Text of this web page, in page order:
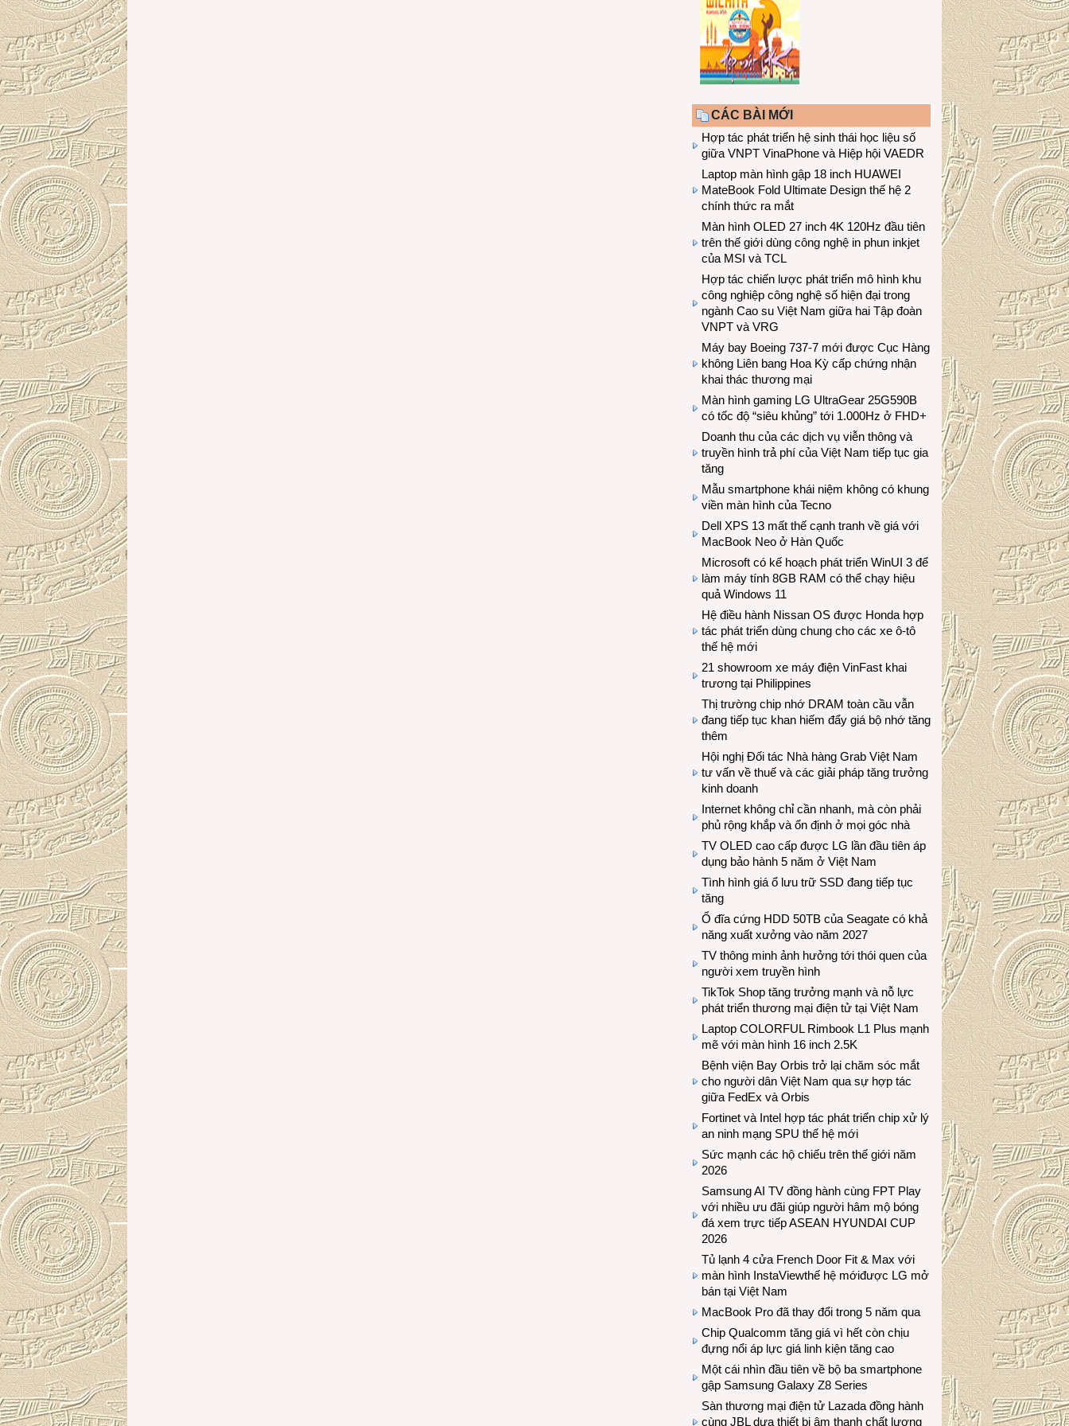
CÁC BÀI MỚI
Hợp tác phát triển hệ sinh thái học liệu số
giữa VNPT VinaPhone và Hiệp hội VAEDR
Laptop màn hình gập 18 inch HUAWEI
MateBook Fold Ultimate Design thế hệ 2
chính thức ra mắt
Màn hình OLED 27 inch 4K 120Hz đầu tiên
trên thế giới dùng công nghệ in phun inkjet
của MSI và TCL
Hợp tác chiến lược phát triển mô hình khu
công nghiệp công nghệ số hiện đại trong
ngành Cao su Việt Nam giữa hai Tập đoàn
VNPT và VRG
Máy bay Boeing 737-7 mới được Cục Hàng
không Liên bang Hoa Kỳ cấp chứng nhận
khai thác thương mại
Màn hình gaming LG UltraGear 25G590B
có tốc độ “siêu khủng” tới 1.000Hz ở FHD+
Doanh thu của các dịch vụ viễn thông và
truyền hình trả phí của Việt Nam tiếp tục gia
tăng
Mẫu smartphone khái niệm không có khung
viền màn hình của Tecno
Dell XPS 13 mất thế cạnh tranh về giá với
MacBook Neo ở Hàn Quốc
Microsoft có kế hoạch phát triển WinUI 3 để
làm máy tính 8GB RAM có thể chạy hiệu
quả Windows 11
Hệ điều hành Nissan OS được Honda hợp
tác phát triển dùng chung cho các xe ô-tô
thế hệ mới
21 showroom xe máy điện VinFast khai
trương tại Philippines
Thị trường chip nhớ DRAM toàn cầu vẫn
đang tiếp tục khan hiếm đẩy giá bộ nhớ tăng
thêm
Hội nghị Đối tác Nhà hàng Grab Việt Nam
tư vấn về thuế và các giải pháp tăng trưởng
kinh doanh
Internet không chỉ cần nhanh, mà còn phải
phủ rộng khắp và ổn định ở mọi góc nhà
TV OLED cao cấp được LG lần đầu tiên áp
dụng bảo hành 5 năm ở Việt Nam
Tình hình giá ổ lưu trữ SSD đang tiếp tục
tăng
Ổ đĩa cứng HDD 50TB của Seagate có khả
năng xuất xưởng vào năm 2027
TV thông minh ảnh hưởng tới thói quen của
người xem truyền hình
TikTok Shop tăng trưởng mạnh và nỗ lực
phát triển thương mại điện tử tại Việt Nam
Laptop COLORFUL Rimbook L1 Plus mạnh
mẽ với màn hình 16 inch 2.5K
Bệnh viện Bay Orbis trở lại chăm sóc mắt
cho người dân Việt Nam qua sự hợp tác
giữa FedEx và Orbis
Fortinet và Intel hợp tác phát triển chip xử lý
an ninh mạng SPU thế hệ mới
Sức mạnh các hộ chiếu trên thế giới năm
2026
Samsung AI TV đồng hành cùng FPT Play
với nhiều ưu đãi giúp người hâm mộ bóng
đá xem trực tiếp ASEAN HYUNDAI CUP
2026
Tủ lạnh 4 cửa French Door Fit & Max với
màn hình InstaViewthế hệ mớiđược LG mở
bán tại Việt Nam
MacBook Pro đã thay đổi trong 5 năm qua
Chip Qualcomm tăng giá vì hết còn chịu
đựng nổi áp lực giá linh kiện tăng cao
Một cái nhìn đầu tiên về bộ ba smartphone
gập Samsung Galaxy Z8 Series
Sàn thương mại điện tử Lazada đồng hành
cùng JBL dưa thiết bị âm thanh chất lượng